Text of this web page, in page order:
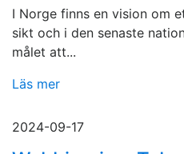
I Norge finns en vision om
sikt och i den senaste
målet att...
Läs mer
2024-09-17